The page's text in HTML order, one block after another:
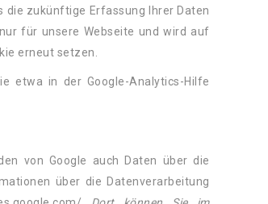
die zukünftige Erfassung Ihrer Daten
für unsere Webseite und wird auf
erneut setzen.
etwa in der Google-Analytics-Hilfe
von Google auch Daten über die
über die Datenverarbeitung